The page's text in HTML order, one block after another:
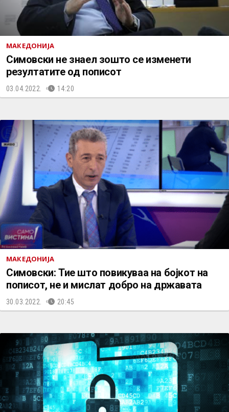
МАКЕДОНИЈА
Симовски не знаел зошто се изменети
резултатите од пописот
03.04.2022. 14:20
МАКЕДОНИЈА
Симовски: Тие што повикуваа на бојкот на
пописот, не и мислат добро на државата
30.03.2022. 20:45